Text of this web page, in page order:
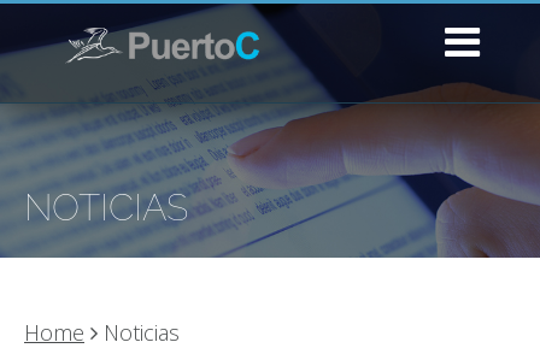
NOTICIAS
Home Noticias